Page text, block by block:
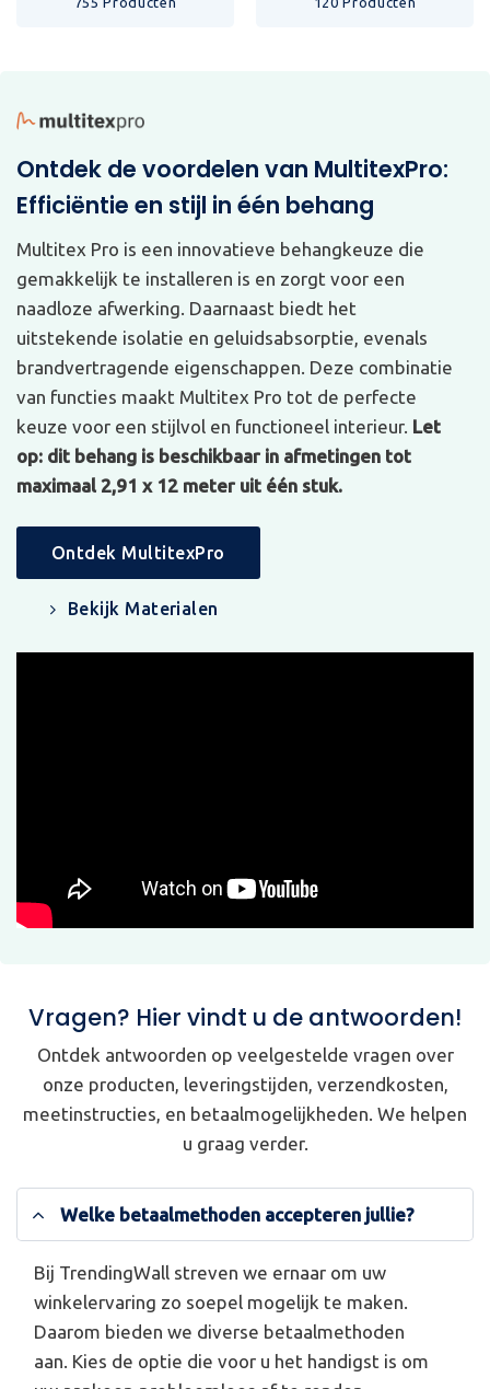
Ontdek de voordelen van MultitexPro:
Efficiëntie en stijl in één behang
Multitex Pro is een innovatieve behangkeuze die
gemakkelijk te installeren is en zorgt voor een
naadloze afwerking. Daarnaast biedt het
uitstekende isolatie en geluidsabsorptie, evenals
brandvertragende eigenschappen. Deze combinatie
van functies maakt Multitex Pro tot de perfecte
keuze voor een stijlvol en functioneel interieur. Let
op: dit behang is beschikbaar in afmetingen tot
maximaal 2,91 x 12 meter uit één stuk.
Ontdek MultitexPro
Bekijk Materialen
Vragen? Hier vindt u de antwoorden!
Ontdek antwoorden op veelgestelde vragen over
onze producten, leveringstijden, verzendkosten,
meetinstructies, en betaalmogelijkheden. We helpen
u graag verder.
Welke betaalmethoden accepteren jullie?
Bij TrendingWall streven we ernaar om uw
winkelervaring zo soepel mogelijk te maken.
Daarom bieden we diverse betaalmethoden
aan. Kies de optie die voor u het handigst is om